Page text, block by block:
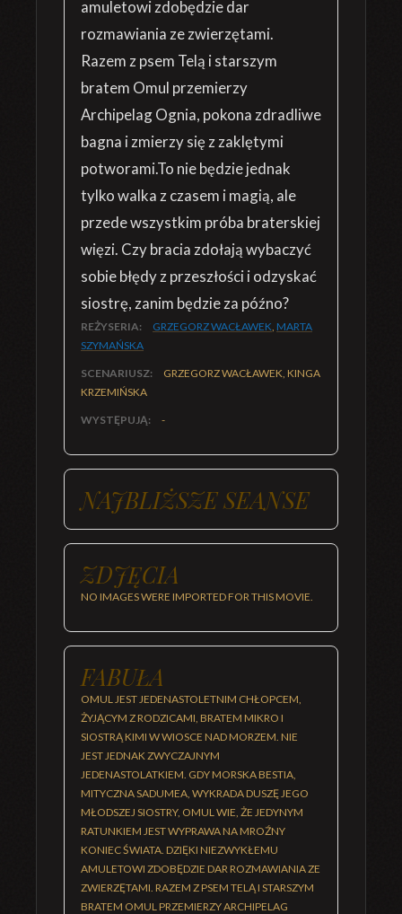
amuletowi zdobędzie dar
rozmawiania ze zwierzętami.
Razem z psem Telą i starszym
bratem Omul przemierzy
Archipelag Ognia, pokona zdradliwe
bagna i zmierzy się z zaklętymi
potworami.To nie będzie jednak
tylko walka z czasem i magią, ale
przede wszystkim próba braterskiej
więzi. Czy bracia zdołają wybaczyć
sobie błędy z przeszłości i odzyskać
siostrę, zanim będzie za późno?
REŻYSERIA: GRZEGORZ WACŁAWEK, MARTA
SZYMAŃSKA
SCENARIUSZ:
GRZEGORZ WACŁAWEK, KINGA
KRZEMIŃSKA
WYSTĘPUJĄ: -
NAJBLIŻSZE SEANSE
ZDJĘCIA
NO IMAGES WERE IMPORTED FOR THIS MOVIE.
FABUŁA
OMUL JEST JEDENASTOLETNIM CHŁOPCEM,
ŻYJĄCYM Z RODZICAMI, BRATEM MIKRO I
SIOSTRĄ KIMI W WIOSCE NAD MORZEM. NIE
JEST JEDNAK ZWYCZAJNYM
JEDENASTOLATKIEM. GDY MORSKA BESTIA,
MITYCZNA SADUMEA, WYKRADA DUSZĘ JEGO
MŁODSZEJ SIOSTRY, OMUL WIE, ŻE JEDYNYM
RATUNKIEM JEST WYPRAWA NA MROŹNY
KONIEC ŚWIATA. DZIĘKI NIEZWYKŁEMU
AMULETOWI ZDOBĘDZIE DAR ROZMAWIANIA ZE
ZWIERZĘTAMI. RAZEM Z PSEM TELĄ I STARSZYM
BRATEM OMUL PRZEMIERZY ARCHIPELAG